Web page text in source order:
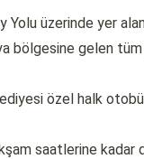
üzerinde yer
gelen tüm
özel halk
saatlerine kadar